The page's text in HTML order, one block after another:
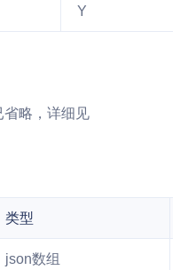
Y
省略，详细见
类型
json数组